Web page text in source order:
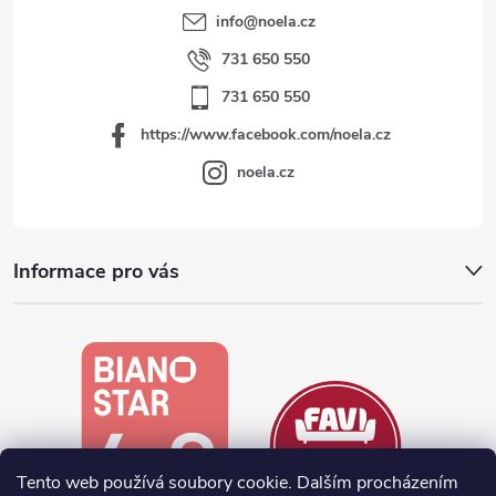
Tento web používá soubory cookie. Dalším procházením
Informace pro vás
info@noela.cz
731 650 550
731 650 550
https://www.facebook.com/noela.cz
noela.cz